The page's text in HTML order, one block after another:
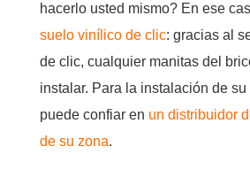
hacerlo usted mismo? En ese
suelo vinílico de clic: gracias al
de clic, cualquier manitas del
instalar. Para la instalación de su
puede confiar en un distribuidor
de su zona.